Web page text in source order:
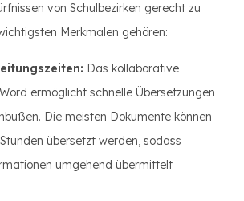
von Schulbezirken gerecht zu
Merkmalen gehören:
Das kollaborative
ermöglicht schnelle Übersetzungen
Die meisten Dokumente können
übersetzt werden, sodass
umgehend übermittelt